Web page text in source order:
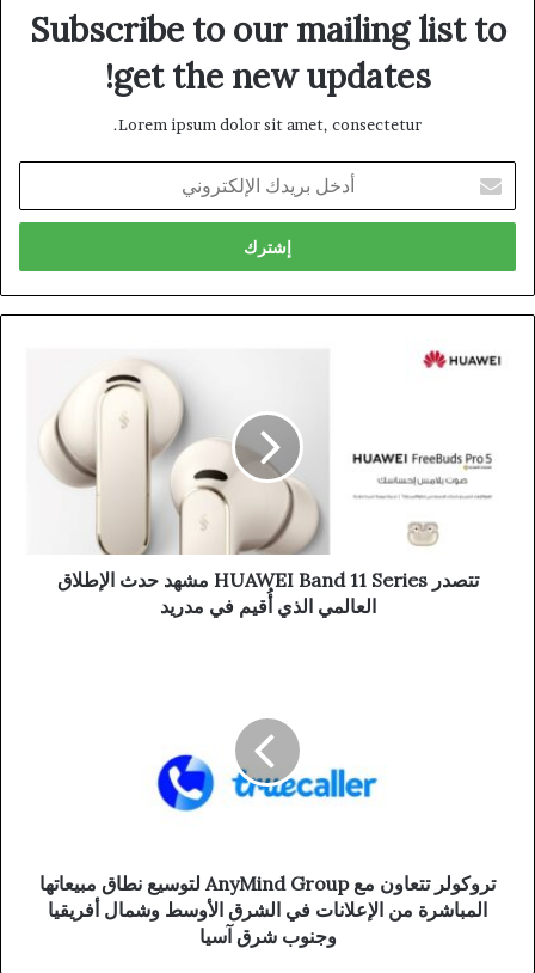
Subscribe to our mailing list to
get the new updates!
Lorem ipsum dolor sit amet, consectetur.
بريدك
الإلكتروني
تتصدر HUAWEI Band 11 Series مشهد حدث الإطلاق
العالمي الذي أُقيم في مدريد
تروكولر تتعاون مع AnyMind Group لتوسيع نطاق مبيعاتها
المباشرة من الإعلانات في الشرق الأوسط وشمال أفريقيا
وجنوب شرق آسيا